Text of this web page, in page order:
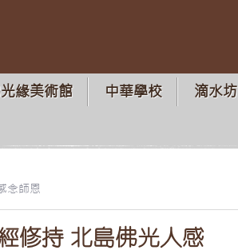
緣美術館 中華學校 滴水坊
念師恩
修持 北島佛光人感